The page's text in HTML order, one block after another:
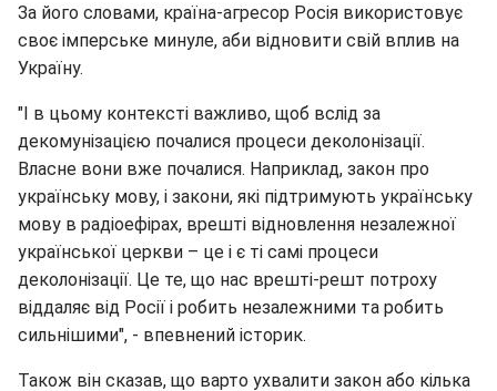
За його словами, країна-агресор Росія використовує
своє імперське минуле, аби відновити свій вплив на
Україну.
"І в цьому контексті важливо, щоб вслід за
декомунізацією почалися процеси деколонізації.
Власне вони вже почалися. Наприклад, закон про
українську мову, і закони, які підтримують українську
мову в радіоефірах, врешті відновлення незалежної
української церкви – це і є ті самі процеси
деколонізації. Це те, що нас врешті-решт потроху
віддаляє від Росії і робить незалежними та робить
сильнішими", - впевнений історик.
Також він сказав, що варто ухвалити закон або кілька